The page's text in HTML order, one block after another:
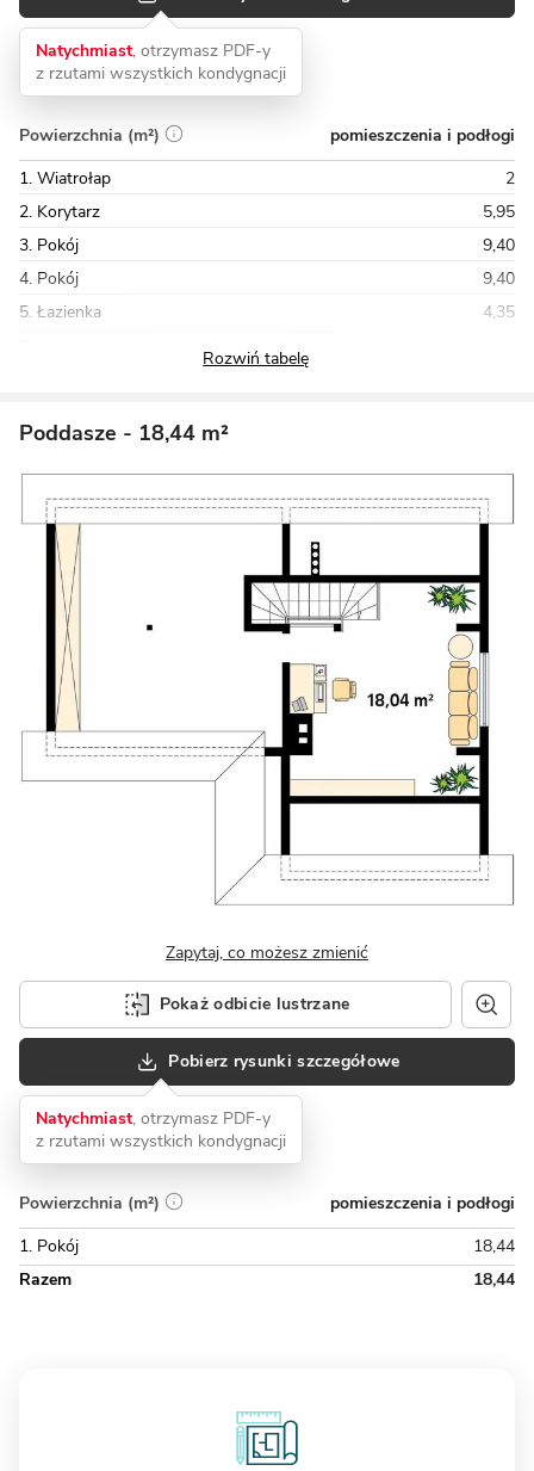
Natychmiast, otrzymasz PDF-y
z rzutami wszystkich kondygnacji
Powierzchnia (m²)
pomieszczenia i podłogi
1. Wiatrołap
2
2. Korytarz
5,95
3. Pokój
9,40
4. Pokój
9,40
5. Łazienka
4,35
Poddasze - 18,44 m²
Zapytaj, co możesz zmienić
Pokaż odbicie lustrzane
Pobierz rysunki szczegółowe
Natychmiast, otrzymasz PDF-y
z rzutami wszystkich kondygnacji
Powierzchnia (m²)
pomieszczenia i podłogi
1. Pokój
18,44
Razem
18,44